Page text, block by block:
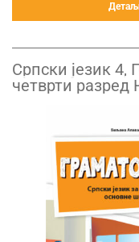
Српски језик 4,
четврти